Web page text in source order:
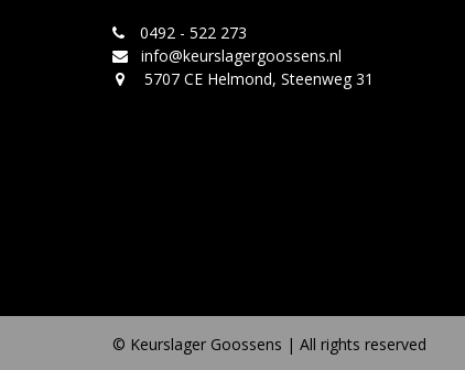
0492 - 522 273
info@keurslagergoossens.nl
5707 CE Helmond, Steenweg 31
© Keurslager Goossens | All rights reserved